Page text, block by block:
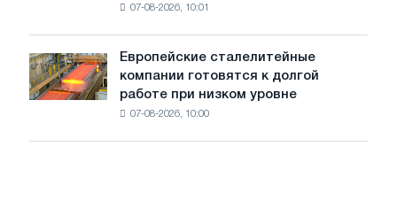
стран
рынке
стали
на
07-08-2026, 10:01
Европейские
сталелитейные
компании
Европейские сталелитейные
компании готовятся к долгой
работе при низком уровне
07-08-2026, 10:00